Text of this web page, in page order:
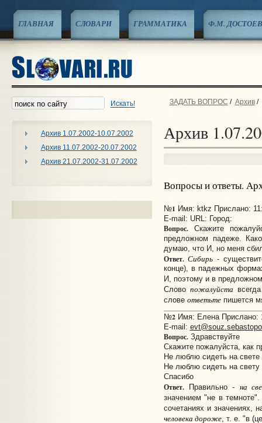
ГЛАВНАЯ СЛОВАРИ ГРАММАТИКА Ф.М.
Искать!
Архив 1.07.2002-10.07.2002
Архив 11.07.2002-20.07.2002
Архив 21.07.2002-31.07.2002
ЗАДАТЬ ВОПРОС / Архив/
Архив
Вопросы и ответы.
№1 Имя: ktkz Прислано:
E-mail: URL: Город:
Вопрос.Скажите
предложном падеже.
думаю, что И, но меня
Ответ. Сибирь -
конце), в падежных
И, поэтому и в
Слово пожалуйста
слове ответьтепишется
№2Имя: Елена Прислано:
E-mail:
Вопрос.Здравствуйте
Скажите пожалуйста, как
Не люблю сидеть на свете
Не люблю сидеть на свету
Спасибо
Ответ.Правильно - на
значением "не в
сочетаниях и значениях,
человека дороже, т. е. "в